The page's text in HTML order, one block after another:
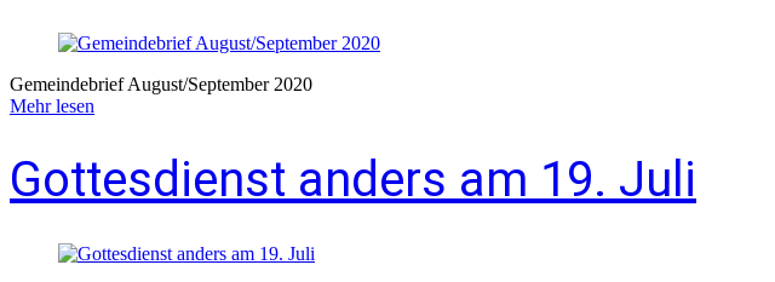
Gemeindebrief August/September 2020
Mehr lesen
Gottesdienst anders am 19. Juli